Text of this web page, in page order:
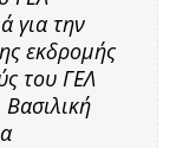
για την
εκδρομής
του ΓΕΛ
Βασιλική